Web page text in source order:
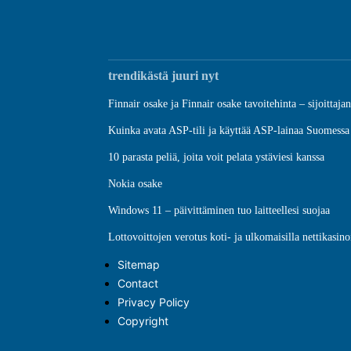
trendikästä juuri nyt
Finnair osake ja Finnair osake tavoitehinta –
Kuinka avata ASP-tili ja käyttää ASP-lainaa Suomessa
10 parasta peliä, joita voit pelata ystäviesi kanssa
Nokia osake
Windows 11 – päivittäminen tuo laitteellesi suojaa
Lottovoittojen verotus koti- ja ulkomaisilla
Sitemap
Contact
Privacy Policy
Copyright